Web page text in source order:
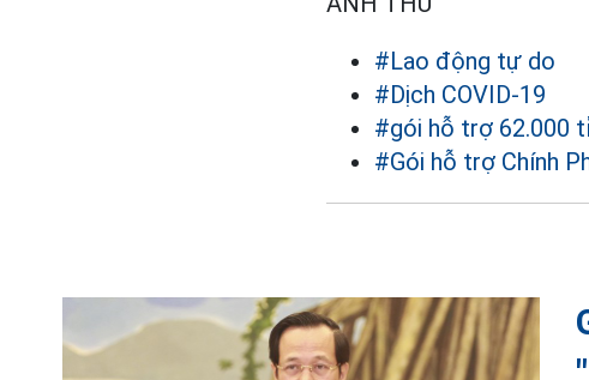
#Lao động tự do
#Dịch COVID-19
#gói hỗ trợ 62.000
#Gói hỗ trợ Chính